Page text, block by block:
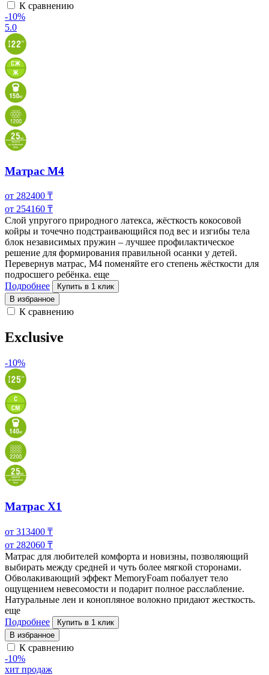
К сравнению
-10%
5.0
Матрас M4
от 282400 ₸
от 254160 ₸
Слой упругого природного латекса, жёсткость кокосовой
койры и точечно подстраивающийся под вес и изгибы тела
блок независимых пружин – лучшее профилактическое
решение для формирования правильной осанки у детей.
Перевернув матрас, M4 поменяйте его степень жёсткости для
подросшего ребёнка. еще
Подробнее
Купить в 1 клик
В избранное
К сравнению
Exclusive
-10%
Матрас X1
от 313400 ₸
от 282060 ₸
Матрас для любителей комфорта и новизны, позволяющий
выбирать между средней и чуть более мягкой сторонами.
Обволакивающий эффект MemoryFoam побалует тело
ощущением невесомости и подарит полное расслабление.
Натуральные лен и конопляное волокно придают жесткость.
еще
Подробнее
Купить в 1 клик
В избранное
К сравнению
-10%
хит продаж